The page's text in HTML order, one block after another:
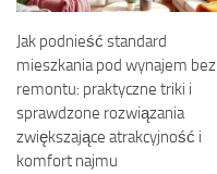
Jak podnieść standard
mieszkania pod wynajem bez
remontu: praktyczne triki i
sprawdzone rozwiązania
zwiększające atrakcyjność i
komfort najmu